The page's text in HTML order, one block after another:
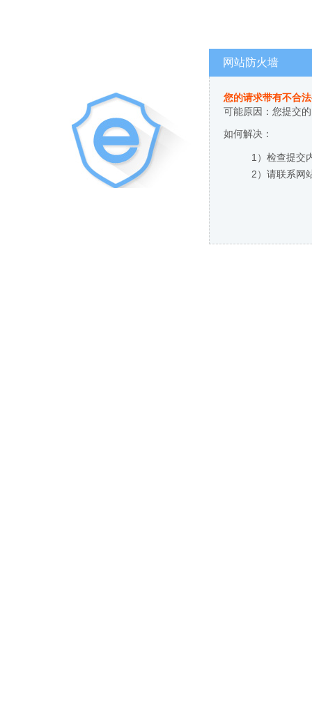
网站防火墙
您的请求带有不合
可能原因：您提交
如何解决：
1）检查提交
2）请联系网